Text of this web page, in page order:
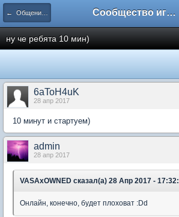
← Общение / Free speak Сообщество игроков L2BesT.Org
ну че ребята 10 мин)
6aToH4uK
28 апр 2017
10 минут и стартуем)
admin
28 апр 2017
VASAxOWNED сказал(а) 28 Апр 2017 - 17:32:
Онлайн, конечно, будет плоховат :Dd